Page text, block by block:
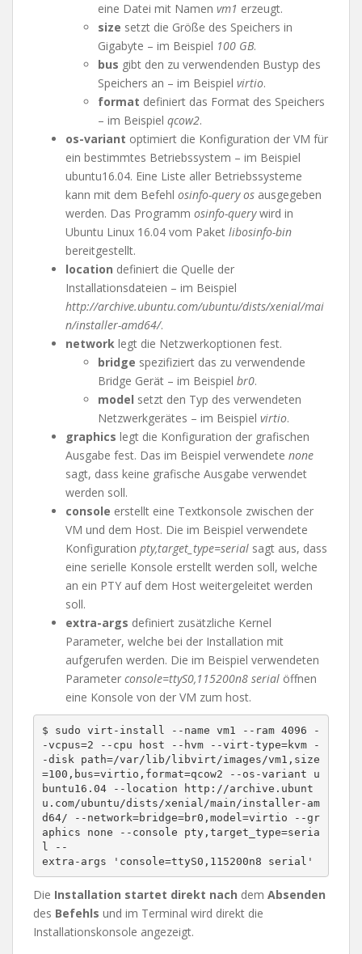
eine Datei mit Namen vm1 erzeugt.
size setzt die Größe des Speichers in
Gigabyte – im Beispiel 100 GB.
bus gibt den zu verwendenden Bustyp des
Speichers an – im Beispiel virtio.
format definiert das Format des Speichers
– im Beispiel qcow2.
os-variant optimiert die Konfiguration der VM für
ein bestimmtes Betriebssystem – im Beispiel
ubuntu16.04. Eine Liste aller Betriebssysteme
kann mit dem Befehl osinfo-query os ausgegeben
werden. Das Programm osinfo-querywird in
Ubuntu Linux 16.04 vom Paket libosinfo-bin
bereitgestellt.
location definiert die Quelle der
Installationsdateien – im Beispiel
http://archive.ubuntu.com/ubuntu/dists/xenial/mai
n/installer-amd64/.
network legt die Netzwerkoptionen fest.
bridge spezifiziert das zu verwendende
Bridge Gerät – im Beispiel br0.
model setzt den Typ des verwendeten
Netzwerkgerätes – im Beispiel virtio.
graphics legt die Konfiguration der grafischen
Ausgabe fest. Das im Beispiel verwendete none
sagt, dass keine grafische Ausgabe verwendet
werden soll.
console erstellt eine Textkonsole zwischen der
VM und dem Host. Die im Beispiel verwendete
Konfiguration pty,target_type=serial sagt aus, dass
eine serielle Konsole erstellt werden soll, welche
an ein PTY auf dem Host weitergeleitet werden
soll.
extra-args definiert zusätzliche Kernel
Parameter, welche bei der Installation mit
aufgerufen werden. Die im Beispiel verwendeten
Parameter console=ttyS0,115200n8 serial öffnen
eine Konsole von der VM zum host.
$ sudo virt-install --name vm1 --ram 4096 -
-vcpus=2 --cpu host --hvm --virt-type=kvm -
-disk path=/var/lib/libvirt/images/vm1,size
=100,bus=virtio,format=qcow2 --os-variant u
buntu16.04 --location http://archive.ubunt
u.com/ubuntu/dists/xenial/main/installer-am
d64/ --network=bridge=br0,model=virtio --gr
aphics none --console pty,target_type=seria
l --
extra-args 'console=ttyS0,115200n8 serial'
Die Installation startet direkt nach dem Absenden
des Befehls und im Terminal wird direkt die
Installationskonsole angezeigt.